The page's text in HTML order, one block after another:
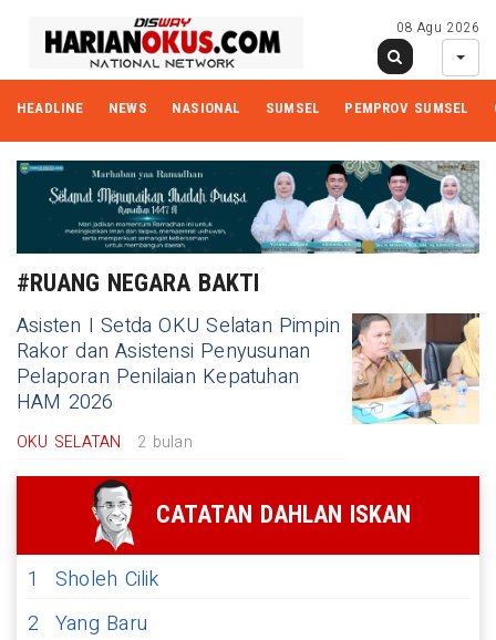
08 Agu 2026
HEADLINE NEWS NASIONAL SUMSEL PEMPROV SUMSEL
#RUANG NEGARA BAKTI
Asisten I Setda OKU Selatan Pimpin
Rakor dan Asistensi Penyusunan
Pelaporan Penilaian Kepatuhan
HAM 2026
OKU SELATAN 2 bulan
CATATAN DAHLAN ISKAN
1
Sholeh Cilik
2 Yang Baru